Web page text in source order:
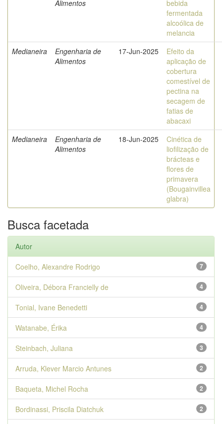
Alimentos
bebida
fermentada
alcoólica de
melancia
Medianeira
Engenharia de
Alimentos
17-Jun-2025
Efeito da
aplicação de
cobertura
comestível de
pectina na
secagem de
fatias de
abacaxi
Medianeira
Engenharia de
Alimentos
18-Jun-2025
Cinética de
liofilização de
brácteas e
flores de
primavera
(Bougainvillea
glabra)
Busca facetada
Autor
7
Coelho, Alexandre Rodrigo
4
Oliveira, Débora Francielly de
4
Tonial, Ivane Benedetti
4
Watanabe, Érika
3
Steinbach, Juliana
2
Arruda, Klever Marcio Antunes
2
Baqueta, Michel Rocha
2
Bordinassi, Priscila Diatchuk